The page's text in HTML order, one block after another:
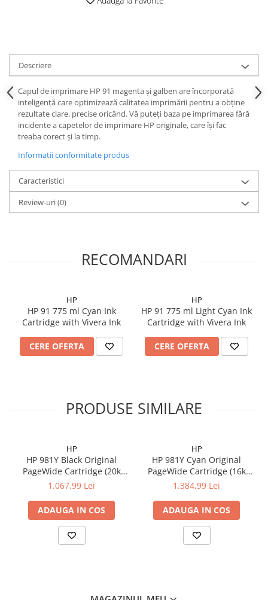
Descriere
Capul de imprimare HP 91 magenta şi galben are încorporată
inteligenţă care optimizează calitatea imprimării pentru a obţine
rezultate clare, precise oricând. Vă puteţi baza pe imprimarea fără
incidente a capetelor de imprimare HP originale, care îşi fac
treaba corect şi la timp.
Informatii conformitate produs
Caracteristici
Review-uri(0)
RECOMANDARI
HP
HP 91 775 ml Cyan Ink
Cartridge with Vivera Ink
CERE OFERTA
HP
HP 91 775 ml Light Cyan Ink
Cartridge with Vivera Ink
CERE OFERTA
PRODUSE SIMILARE
HP
HP 981Y Black Original
PageWide Cartridge (20k
pag)
1.067,99 Lei
ADAUGA IN COS
HP
HP 981Y Cyan Original
PageWide Cartridge (16k
pag)
1.384,99 Lei
ADAUGA IN COS